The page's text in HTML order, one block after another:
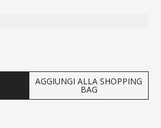
AGGIUNGI ALLA SHOPPING
BAG